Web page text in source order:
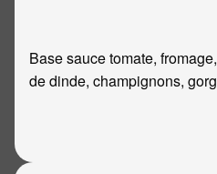
Base sauce tomate,
de dinde, champignons,